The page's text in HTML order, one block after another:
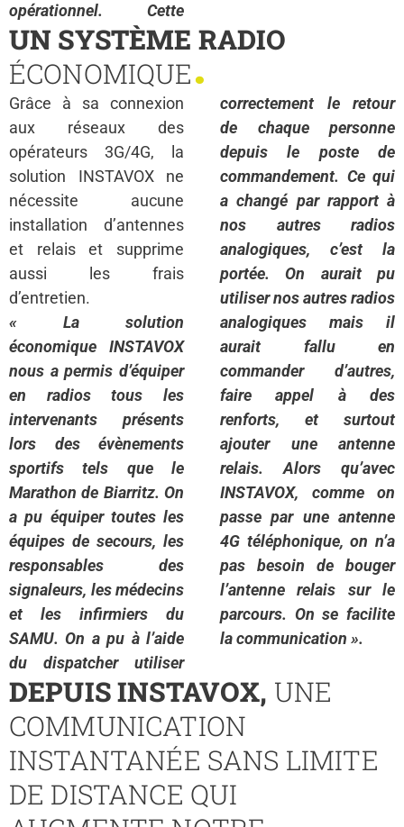
opérationnel. Cette
UN SYSTÈME RADIO
ÉCONOMIQUE.
Grâce à sa connexion
aux réseaux des
opérateurs 3G/4G, la
solution INSTAVOX ne
nécessite aucune
installation d’antennes
et relais et supprime
aussi les frais
d’entretien.
« La solution
économique INSTAVOX
nous a permis d’équiper
en radios tous les
intervenants présents
lors des évènements
sportifs tels que le
Marathon de Biarritz. On
a pu équiper toutes les
équipes de secours, les
responsables des
signaleurs, les médecins
et les infirmiers du
SAMU. On a pu à l’aide
du dispatcher utiliser
correctement le retour
de chaque personne
depuis le poste de
commandement. Ce qui
a changé par rapport à
nos autres radios
analogiques, c’est la
portée. On aurait pu
utiliser nos autres radios
analogiques mais il
aurait fallu en
commander d’autres,
faire appel à des
renforts, et surtout
ajouter une antenne
relais. Alors qu’avec
INSTAVOX, comme on
passe par une antenne
4G téléphonique, on n’a
pas besoin de bouger
l’antenne relais sur le
parcours. On se facilite
la communication ».
DEPUIS INSTAVOX, UNE
COMMUNICATION
INSTANTANÉE SANS LIMITE
DE DISTANCE QUI